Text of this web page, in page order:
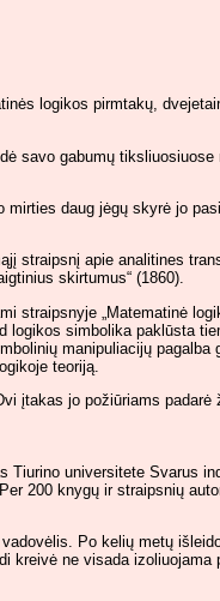
logikos pirmtakų,
savo gabumų
daug jėgų skyrė jo
apie analitines
skirtumus“ (1860).
„Matematinė
simbolika paklūsta
manipuliacijų
teoriją.
įtakas jo požiūriams
Tiurino universitete Svarus
200 knygų ir straipsnių
Po kelių metų
ne visada